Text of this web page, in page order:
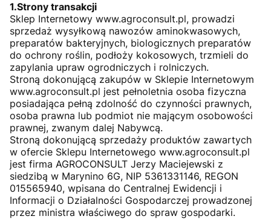
1.Strony transakcji
Sklep Internetowy www.agroconsult.pl, prowadzi
sprzedaż wysyłkową nawozów aminokwasowych,
preparatów bakteryjnych, biologicznych preparatów
do ochrony roślin, podłoży kokosowych, trzmieli do
zapylania upraw ogrodniczych i rolniczych.
Stroną dokonującą zakupów w Sklepie Internetowym
www.agroconsult.pl jest pełnoletnia osoba fizyczna
posiadająca pełną zdolność do czynności prawnych,
osoba prawna lub podmiot nie mającym osobowości
prawnej, zwanym dalej Nabywcą.
Stroną dokonującą sprzedaży produktów zawartych
w ofercie Sklepu Internetowego www.agroconsult.pl
jest firma AGROCONSULT Jerzy Maciejewski z
siedzibą w Marynino 6G, NIP 5361331146, REGON
015565940, wpisana do Centralnej Ewidencji i
Informacji o Działalności Gospodarczej prowadzonej
przez ministra właściwego do spraw gospodarki.